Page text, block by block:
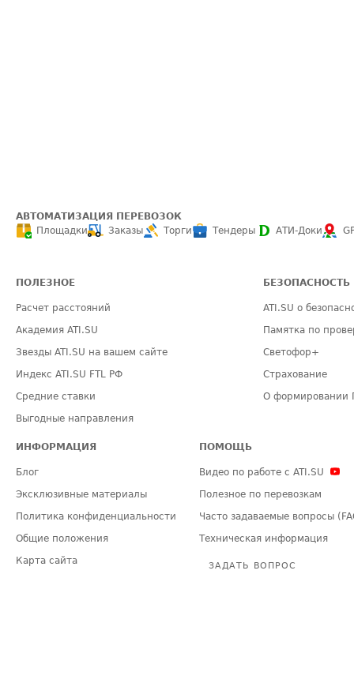
АВТОМАТИЗАЦИЯ ПЕРЕВОЗОК
Площадки
Заказы Торги Тендеры АТИ-Доки
ПОЛЕЗНОЕ
Расчет расстояний
Академия ATI.SU
Звезды ATI.SU на вашем сайте
Индекс ATI.SU FTL РФ
Средние ставки
Выгодные направления
БЕЗОПАСНОСТЬ
ATI.SU о
Памятка по
Светофор+
Страхование
О формировании
ИНФОРМАЦИЯ
Блог
Эксклюзивные материалы
Политика конфиденциальности
Общие положения
Карта сайта
ПОМОЩЬ
Видео по работе с ATI.SU
Полезное по перевозкам
Часто задаваемые вопросы
Техническая информация
ЗАДАТЬ ВОПРОС